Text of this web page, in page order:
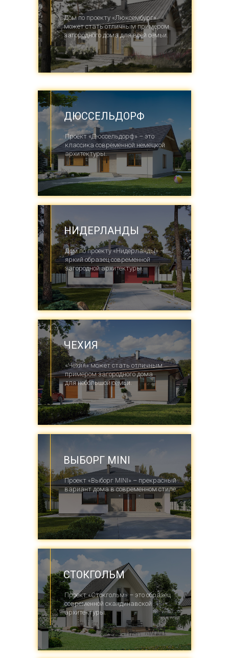
Дом по проекту «Люксембург»
может стать отличным примером
загородного дома для всей семьи.
Дом по проекту «Нидерланды» –
яркий образец современной
загородной архитектуры.
НИДЕРЛАНДЫ
«Чехия» может стать отличным
примером загородного дома
для небольшой семьи.
ЧЕХИЯ
Проект «Выборг MINI» – прекрасный
вариант дома в современном стиле.
ВЫБОРГ MINI
Проект «Стокгольм» – это образец
современной скандинавской
архитектуры.
СТОКГОЛЬМ
Проект «Дюссельдорф» – это
классика современной немецкой
архитектуры.
ДЮССЕЛЬДОРФ